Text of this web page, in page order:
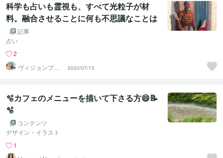
科学も占いも霊視も、すべて光粒子が材
料。融合させることに何も不思議なことは
ない。
記事
占い
2
ヴィジョンプロ
デュース
2020/07/15
🫧カフェのメニューを描いて下さる方😄📝
🫧
コンテンツ
デザイン・イラスト
1